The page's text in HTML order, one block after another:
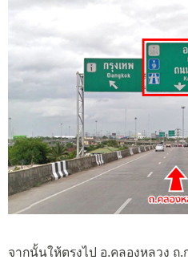
จากนั้นให้ตรงไป อ.คลองหลวง ถ